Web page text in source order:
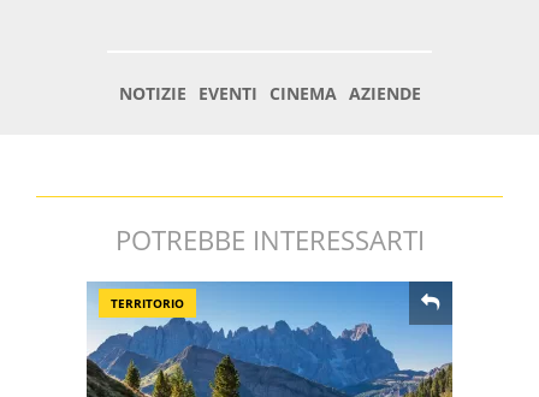
POTREBBE INTERESSARTI
TERRITORIO